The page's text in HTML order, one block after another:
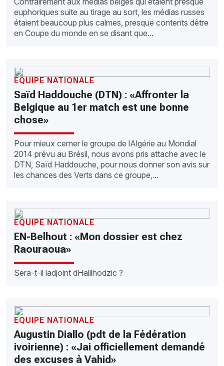
euphoriques suite au tirage au sort, les médias russes
étaient beaucoup plus calmes, presque contents dêtre
en Coupe du monde en se disant que...
EQUIPE NATIONALE
Saïd Haddouche (DTN) : «Affronter la
Belgique au 1er match est une bonne
chose»
Pour mieux cerner le groupe de lAlgérie au Mondial
2014 prévu au Brésil, nous avons pris attache avec le
DTN, Saïd Haddouche, pour nous donner son avis sur
les chances des Verts dans ce groupe,...
EQUIPE NATIONALE
EN-Belhout : «Mon dossier est chez
Raouraoua»
Sera-t-il ladjoint dHalilhodzic ?
EQUIPE NATIONALE
Augustin Diallo (pdt de la Fédération
ivoirienne) : «Jai officiellement demandé
des excuses à Vahid»